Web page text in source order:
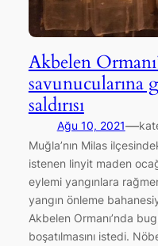
Akbelen
savunucularına
saldırısı
Ağu 10, 2021—
Muğla’nın Milas
istenen linyit maden
eylemi yangınlara
yangın önleme
Akbelen Ormanı’nda
boşatılmasını istedi.